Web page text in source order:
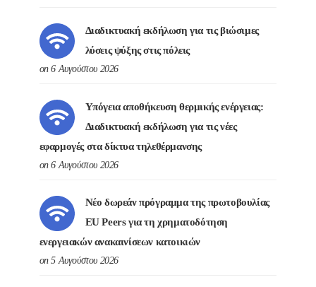
Διαδικτυακή εκδήλωση για τις βιώσιμες
λύσεις ψύξης στις πόλεις
on 6 Αυγούστου 2026
Υπόγεια αποθήκευση θερμικής ενέργειας:
Διαδικτυακή εκδήλωση για τις νέες
εφαρμογές στα δίκτυα τηλεθέρμανσης
on 6 Αυγούστου 2026
Νέο δωρεάν πρόγραμμα της πρωτοβουλίας
EU Peers για τη χρηματοδότηση
ενεργειακών ανακαινίσεων κατοικιών
on 5 Αυγούστου 2026